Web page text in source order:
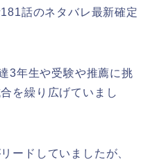
話のネタバレ最新確定
3年生や受験や推薦に挑
を繰り広げていまし
ードしていましたが、